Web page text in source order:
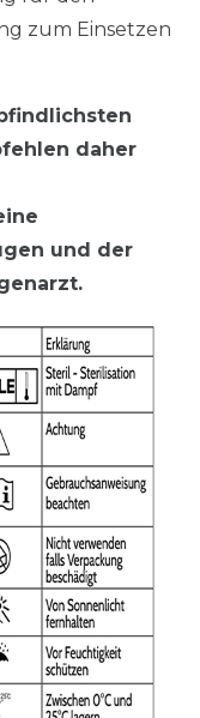
zum Einsetzen
daher
und der